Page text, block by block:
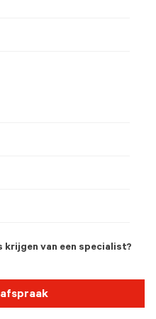
van een specialist?